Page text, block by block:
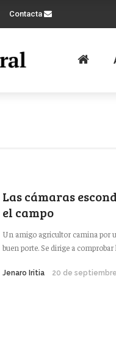
Contacta
Las cámaras
el campo
Un amigo agricultor camina por
buen porte. Se dirige a comprobar
Jenaro Iritia 20 de